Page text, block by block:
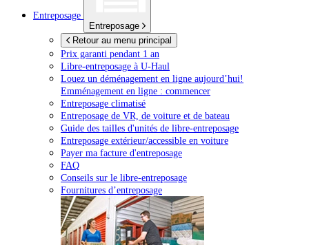
Entreposage
Entreposage
Retour au menu principal
Prix garanti pendant 1 an
Libre-entreposage à U-Haul
Louez un déménagement en ligne aujourd’hui!
Emménagement en ligne : commencer
Entreposage climatisé
Entreposage de VR, de voiture et de bateau
Guide des tailles d'unités de libre-entreposage
Entreposage extérieur/accessible en voiture
Payer ma facture d'entreposage
FAQ
Conseils sur le libre-entreposage
Fournitures d’entreposage